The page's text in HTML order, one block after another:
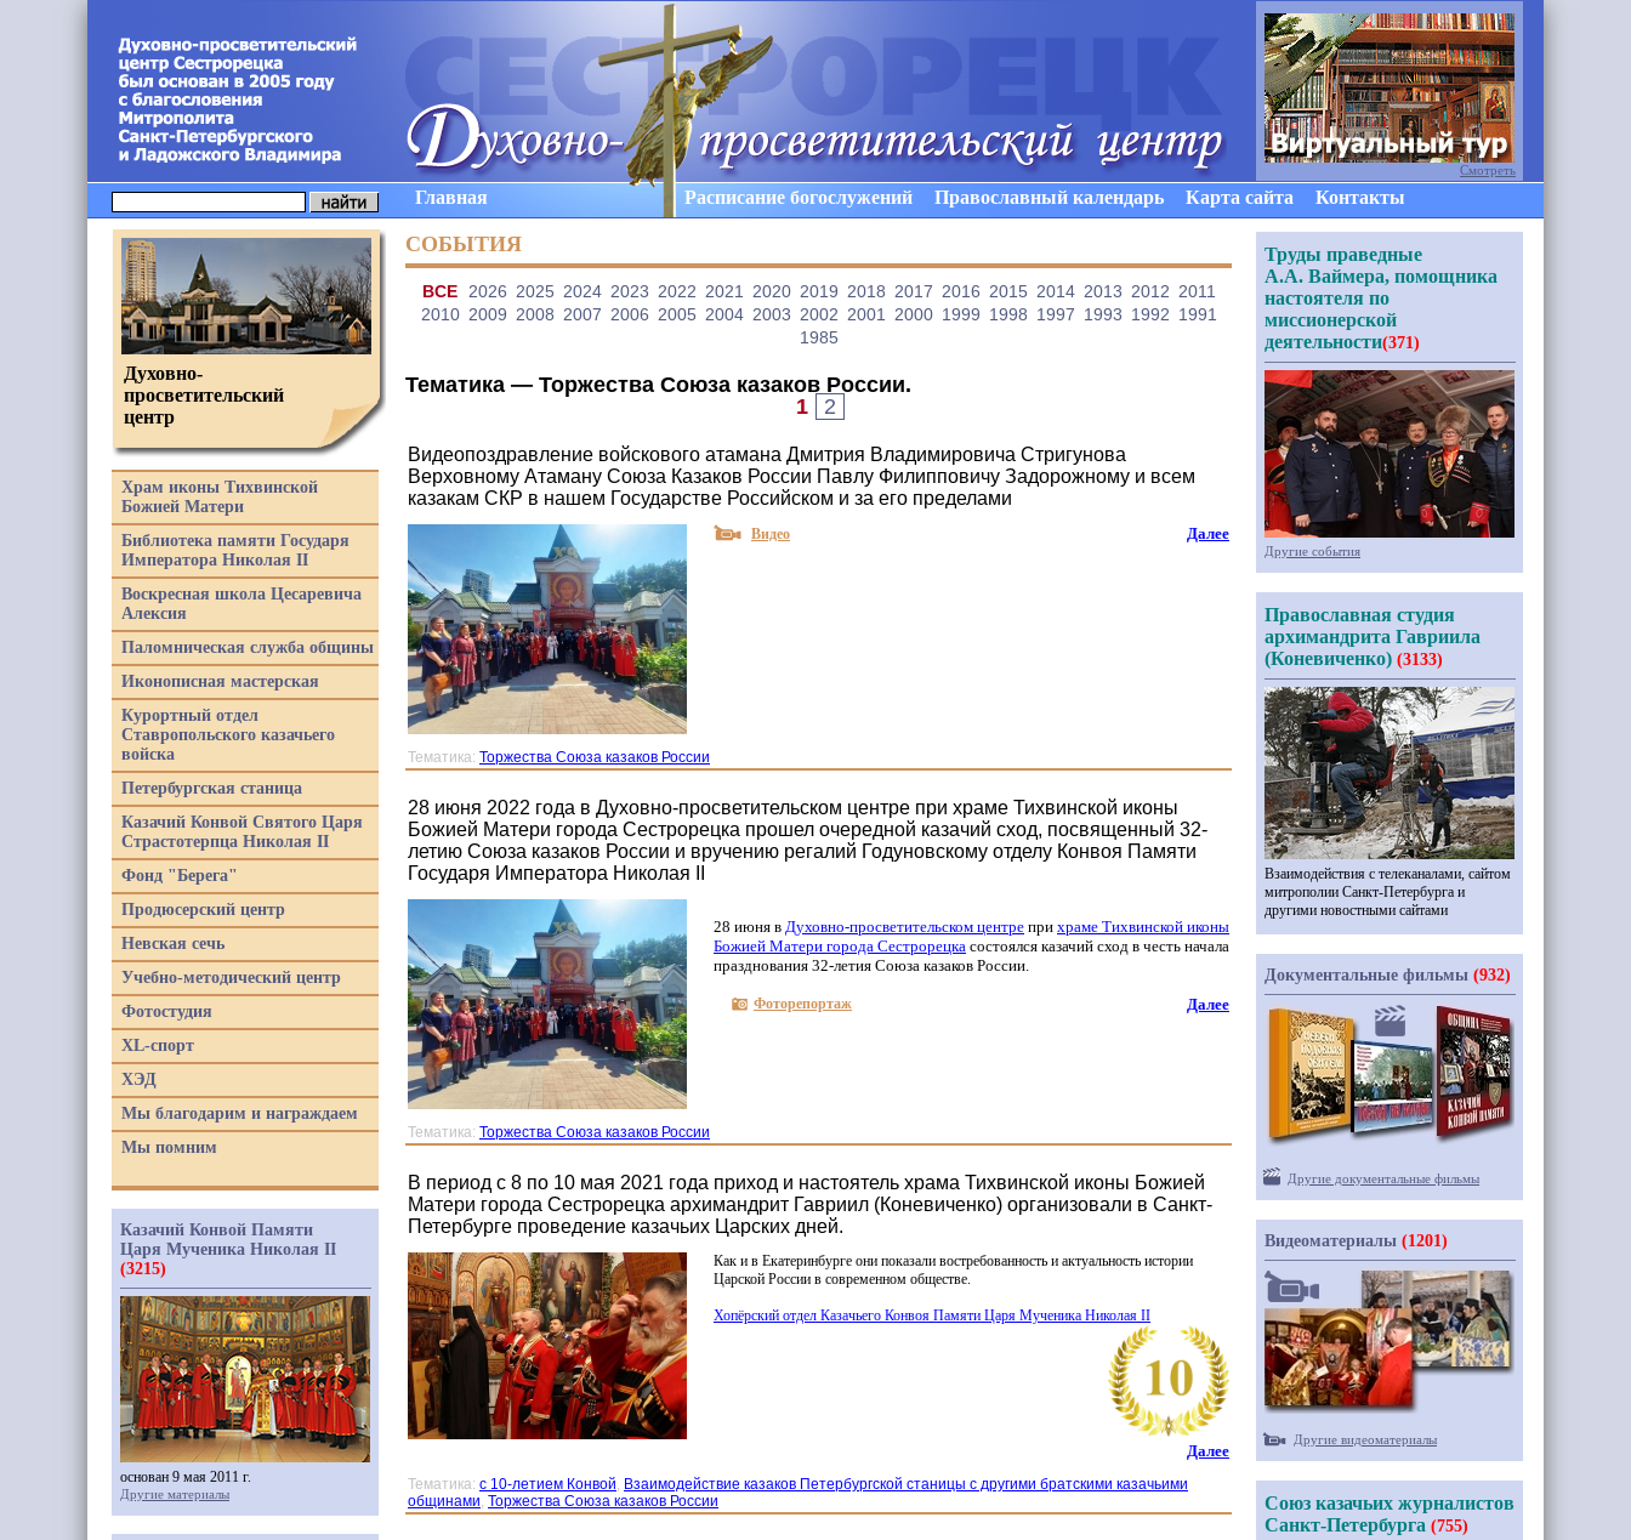
Главная Расписание богослужений Православный календарь Карта сайта Контакты
СОБЫТИЯ
ВCE 2026 2025 2024 2023 2022 2021 2020 2019 2018 2017 2016 2015 2014 2013 2012 2011
2010 2009 2008 2007 2006 2005 2004 2003 2002 2001 2000 1999 1998 1997 1993 1992 1991
1985
Тематика — Торжества Союза казаков России.
1
2
Видеопоздравление войскового атамана Дмитрия Владимировича Стригунова
Верховному Атаману Союза Казаков России Павлу Филипповичу Задорожному и всем
казакам СКР в нашем Государстве Российском и за его пределами
Далее
Видео
Тематика: Торжества Союза казаков России
28 июня 2022 года в Духовно-просветительском центре при храме Тихвинской иконы
Божией Матери города Сестрорецка прошел очередной казачий сход, посвященный 32-
летию Союза казаков России и вручению регалий Годуновскому отделу Конвоя Памяти
Государя Императора Николая II
28 июня в Духовно-просветительском центре при храме Тихвинской иконы
Божией Матери города Сестрорецка состоялся казачий сход в честь начала
празднования 32-летия Союза казаков России.
Далее
Фоторепортаж
Тематика: Торжества Союза казаков России
В период с 8 по 10 мая 2021 года приход и настоятель храма Тихвинской иконы Божией
Матери города Сестрорецка архимандрит Гавриил (Коневиченко) организовали в Санкт-
Петербурге проведение казачьих Царских дней.
Как и в Екатеринбурге они показали востребованность и актуальность истории
Царской России в современном обществе.
Хопёрский отдел Казачьего Конвоя Памяти Царя Мученика Николая II
Далее
Тематика: с 10-летием Конвой, Взаимодействие казаков Петербургской станицы с другими братскими казачьими
общинами, Торжества Союза казаков России
Духовно-
просветительский
центр
Храм иконы Тихвинской
Божией Матери
Библиотека памяти Государя
Императора Николая II
Воскресная школа Цесаревича
Алексия
Паломническая служба общины
Иконописная мастерская
Курортный отдел
Ставропольского казачьего
войска
Петербургская станица
Казачий Конвой Святого Царя
Страстотерпца Николая II
Фонд "Берега"
Продюсерский центр
Невская сечь
Учебно-методический центр
Фотостудия
XL-спорт
ХЭД
Мы благодарим и награждаем
Мы помним
Казачий Конвой Памяти
Царя Мученика Николая II
(3215)
основан 9 мая 2011 г.
Другие материалы
Смотреть
Труды праведные
А.А. Ваймера, помощника
настоятеля по
миссионерской
деятельности(371)
Другие события
Православная студия
архимандрита Гавриила
(Коневиченко) (3133)
Взаимодействия с телеканалами, сайтом
митрополии Санкт-Петербурга и
другими новостными сайтами
Документальные фильмы (932)
Другие документальные фильмы
Видеоматериалы (1201)
Другие видеоматериалы
Союз казачьих журналистов
Санкт-Петербурга (755)